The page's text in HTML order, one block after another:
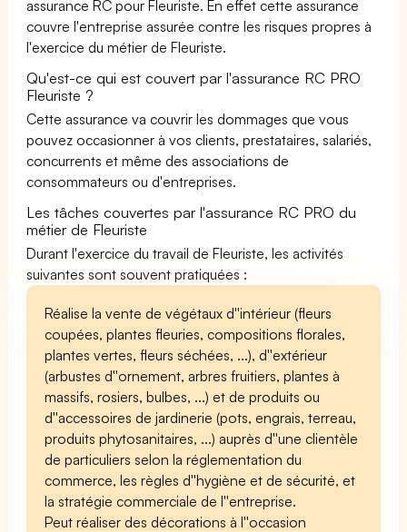
assurance RC pour Fleuriste. En effet cette assurance
couvre l'entreprise assurée contre les risques propres à
l'exercice du métier de Fleuriste.
Qu'est-ce qui est couvert par l'assurance RC PRO
Fleuriste ?
Cette assurance va couvrir les dommages que vous
pouvez occasionner à vos clients, prestataires, salariés,
concurrents et même des associations de
consommateurs ou d'entreprises.
Les tâches couvertes par l'assurance RC PRO du
métier de Fleuriste
Durant l'exercice du travail de Fleuriste, les activités
suivantes sont souvent pratiquées :
Réalise la vente de végétaux d''intérieur (fleurs
coupées, plantes fleuries, compositions florales,
plantes vertes, fleurs séchées, ...), d''extérieur
(arbustes d''ornement, arbres fruitiers, plantes à
massifs, rosiers, bulbes, ...) et de produits ou
d''accessoires de jardinerie (pots, engrais, terreau,
produits phytosanitaires, ...) auprès d''une clientèle
de particuliers selon la réglementation du
commerce, les règles d''hygiène et de sécurité, et
la stratégie commerciale de l''entreprise.
Peut réaliser des décorations à l''occasion